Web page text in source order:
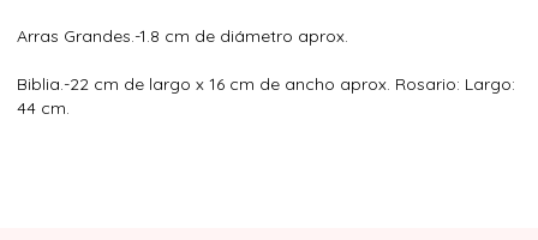
Arras Grandes.-1.8 cm de diámetro aprox.
Biblia.-22 cm de largo x 16 cm de ancho aprox. Rosario: Largo:
44 cm.